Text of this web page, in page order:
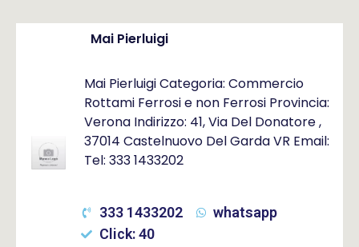
Mai Pierluigi
Mai Pierluigi Categoria: Commercio
Rottami Ferrosi e non Ferrosi Provincia:
Verona Indirizzo: 41, Via Del Donatore ,
37014 Castelnuovo Del Garda VR Email:
Tel: 333 1433202
333 1433202
whatsapp
Click: 40